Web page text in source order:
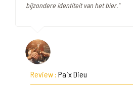
bijzondere identiteit van het bier."
Review : Paix Dieu